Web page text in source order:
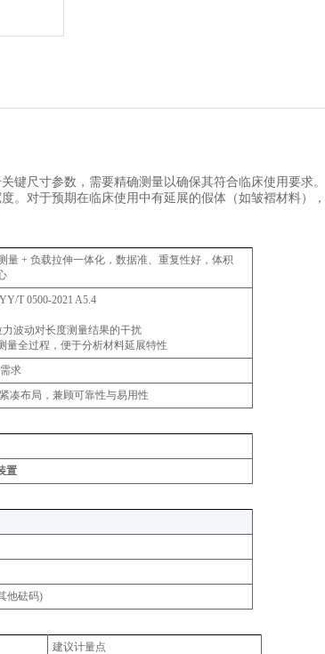
键尺寸参数，需要精确测量以确保其符合临床使用要求
。对于预期在临床使用中有延展的假体（如皱褶材料）
量 + 负载拉伸一体化，数据准、重复性好，体积
T 0500-2021 A5.4
波动对长度测量结果的干扰
量全过程，便于分析材料延展特性
求
凑布局，兼顾可靠性与易用性
置
他砝码)
建议计量点